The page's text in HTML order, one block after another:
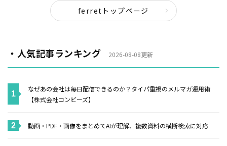
ferretトップページ
・人気記事ランキング 2026-08-08更新
なぜあの会社は毎日配信できるのか？タイパ重視のメルマガ運用術
【株式会社コンビーズ】
動画・PDF・画像をまとめてAIが理解、複数資料の横断検索に対応